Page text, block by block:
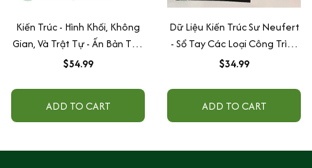
Kiến Trúc - Hình Khối, Không
Gian, Và Trật Tự - Ấn Bản Thứ
5
$54.99
ADD TO CART
Dữ Liệu Kiến Trúc Sư Neufert
- Sổ Tay Các Loại Công Trình
Xây Dựng
$34.99
ADD TO CART